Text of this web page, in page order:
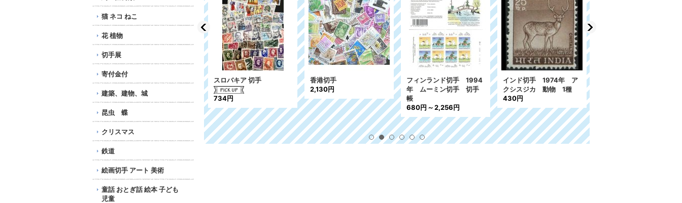
猫 ネコ ねこ
花 植物
切手展
寄付金付
建築、建物、城
昆虫 蝶
クリスマス
鉄道
絵画切手 アート 美術
童話 おとぎ話 絵本 子ども
児童
スカウト切手
1,480円
スロバキア 切手
734円
香港切手
2,130円
フィンランド切手 1994
年 ムーミン切手 切手
帳
680円 ～2,256円
インド切手 1974年 ア
クシスジカ 動物 1種
430円